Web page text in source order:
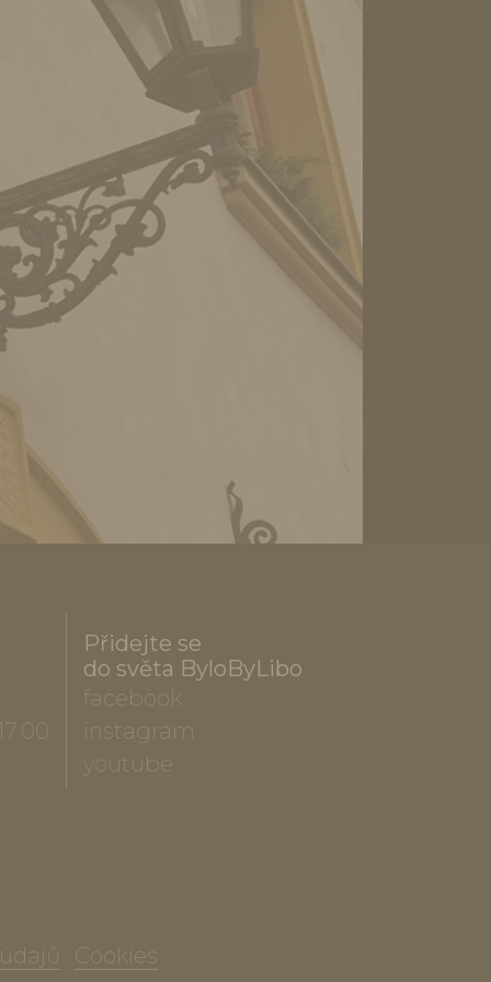
Přidejte se
do světa ByloByLibo
facebook
instagram
youtube
Cookies